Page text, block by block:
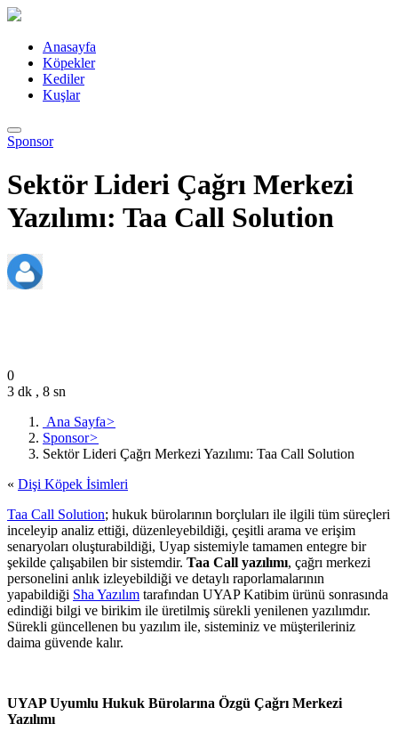
Anasayfa
Köpekler
Kediler
Kuşlar
Sponsor
Sektör Lideri Çağrı Merkezi
Yazılımı: Taa Call Solution
0
3 dk , 8 sn
Ana Sayfa>
Sponsor>
Sektör Lideri Çağrı Merkezi Yazılımı: Taa Call Solution
« Dişi Köpek İsimleri
Taa Call Solution; hukuk bürolarının borçluları ile ilgili tüm süreçleri
inceleyip analiz ettiği, düzenleyebildiği, çeşitli arama ve erişim
senaryoları oluşturabildiği, Uyap sistemiyle tamamen entegre bir
şekilde çalışabilen bir sistemdir. Taa Call yazılımı, çağrı merkezi
personelini anlık izleyebildiği ve detaylı raporlamalarının
yapabildiği Sha Yazılım tarafından UYAP Katibim ürünü sonrasında
edindiği bilgi ve birikim ile üretilmiş sürekli yenilenen yazılımdır.
Sürekli güncellenen bu yazılım ile, sisteminiz ve müşterileriniz
daima güvende kalır.
UYAP Uyumlu Hukuk Bürolarına Özgü Çağrı Merkezi
Yazılımı